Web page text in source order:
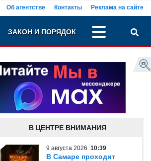
Об агентстве Контакты Реклама на сайте
ЗАКОН И ПОРЯДОК
В ЦЕНТРЕ ВНИМАНИЯ
9 августа 2026 10:39
В Самаре проходит